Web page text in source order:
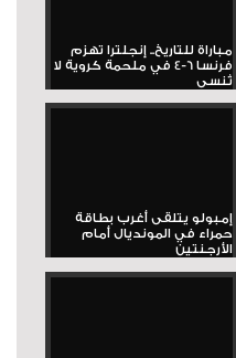
مباراة للتاريخ.. إنجلترا تهزم
فرنسا 6-4 في ملحمة كروية لا
تُنسى
إمبولو يتلقى أغرب بطاقة
حمراء في المونديال أمام
الأرجنتين